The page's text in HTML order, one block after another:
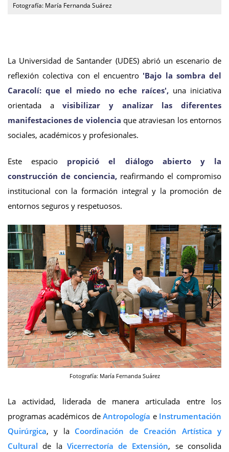
Fotografía: María Fernanda Suárez
La Universidad de Santander (UDES) abrió un escenario de
reflexión colectiva con el encuentro 'Bajo la sombra del
Caracolí: que el miedo no eche raíces',una iniciativa
orientada avisibilizar y analizar las diferentes
manifestaciones de violencia que atraviesan los entornos
sociales, académicos y profesionales.
Este espacio propició el diálogo abierto y la
construcción de conciencia, reafirmando el compromiso
institucional con la formación integral y la promoción de
entornos seguros y respetuosos.
Fotografía: María Fernanda Suárez
La actividad, liderada de manera articulada entre los
programas académicos deAntropología e Instrumentación
Quirúrgica, y la Coordinación de Creación Artística y
Cultural de la Vicerrectoría de Extensión, se consolida